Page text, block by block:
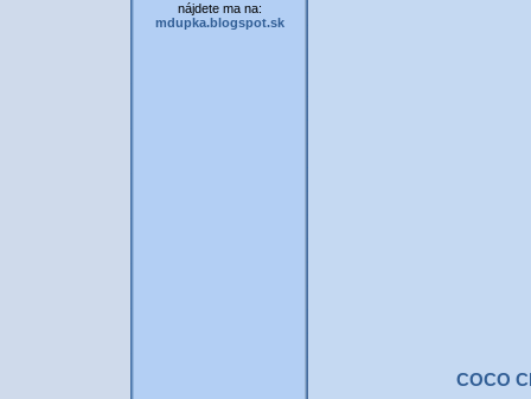
nájdete ma na:
mdupka.blogspot.sk
COCO